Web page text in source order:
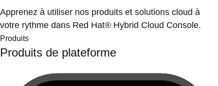
Apprenez à utiliser nos produits et solutions cloud à
votre rythme dans Red Hat® Hybrid Cloud Console.
Produits
Produits de plateforme